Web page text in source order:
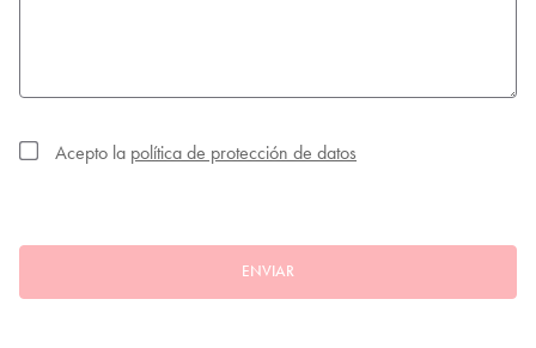
Acepto la política de protección de datos
ENVIAR